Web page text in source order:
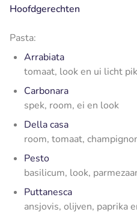
Hoofdgerechten
Pasta:
Arrabiata
tomaat, look en ui licht
Carbonara
spek, room, ei en look
Della casa
room, tomaat,
Pesto
basilicum, look,
Puttanesca
ansjovis, olijven, paprika